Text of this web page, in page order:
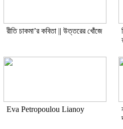
রীতি চাকমা’র কবিতা || উত্তরের খোঁজে
Eva Petropoulou Lianoy